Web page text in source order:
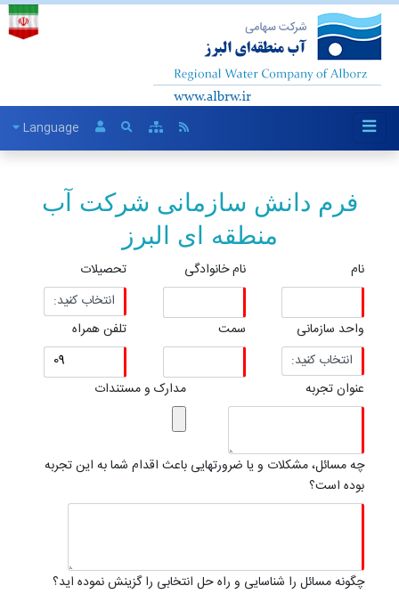
Language
فرم دانش سازمانی شرکت آب
منطقه ای البرز
نام نام خانوادگی تحصیلات
واحد سازمانی سمت تلفن همراه
عنوان تجربه مدارک و مستندات
چه مسائل، مشکلات و یا ضرورتهایی باعث اقدام شما به این تجربه
بوده است؟
چگونه مسائل را شناسایی و راه حل انتخابی را گزینش نموده اید؟